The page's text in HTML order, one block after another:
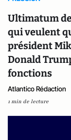
Ultimatum
qui veulent
président
Donald
fonctions
Atlantico Rédaction
1 min de lecture